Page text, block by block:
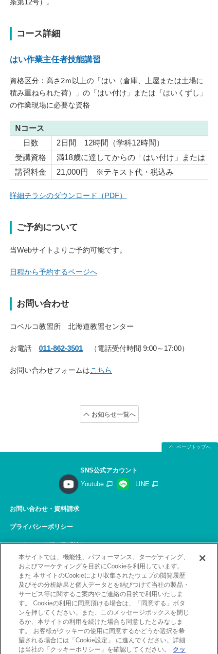
条第12号）。
コース詳細
はい作業主任者技能講習
資格区分：高さ2ｍ以上の「はい（倉庫、上屋または土場に
積み重ねられた荷）」の「はい付け」または「はいくずし」
の作業現場に必要な資格
Nコース
日数
2日間 12時間（学科12時間）
受講資格
満18歳に達してからの「はい付け」または「
講習料金
21,000円 ※テキスト代・税込み
詳細チラシのダウンロード（PDF）
ご予約について
当Webサイトよりご予約可能です。
日程から予約するページへ
お問い合わせ
コベルコ教習所 北海道教習センター
お電話 011-862-3501 （電話受付時間 9:00～17:00）
お問い合わせフォームはこちら
お知らせ一覧へ
ページトップへ
SNS公式アカウント
Youtube
LINE
お問い合わせ・資料請求
プライバシーポリシー
ソーシャルメディアポリシー
サイトの利用について
サイトマップ
関連リンク
採用情報
Copyright(C) 2026 Kobelco Training Services Co,.Ltd.
All rights reserved.
本サイトでは、機能性、パフォーマンス、ターゲティング、
およびマーケティングを目的にCookieを利用しています。
また 本サイトのCookieにより収集されたウェブの閲覧履歴
及びその分析結果と個人データとを結びつけて当社の製品・
サービス等に関するご案内やご連絡の目的で利用いたしま
す。 Cookieの利用に同意頂ける場合は、「同意する」ボタ
ンを押してください。また、このメッセージボックスを閉じ
るか、本サイトの利用を続けた場合も同意したとみなしま
す。 お客様がクッキーの使用に同意するかどうか選択を希
望される場合には「Cookie設定」 に進んでください。詳細
は当社の「クッキーポリシー」を確認してください。
クッ